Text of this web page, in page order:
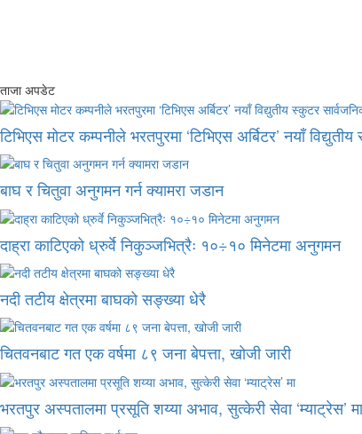
ताजा अपडेट
टिभिएस मोटर कम्पनीले भरतपुरमा ‘टिभिएस अर्बिटर’ नयाँ
बाघ र चितुवा अनुगमन गर्न क्यामरा जडान
दाह्रा काटिएको ध्रुर्वे निकुञ्जभित्रैः १०÷१० मिनेटमा अनुगमन
नदी तटीय क्षेत्रमा बाघको सङ्ख्या धेरै
चितवनबाट गत एक वर्षमा ८९ जना बेपत्ता, खोजी जारी
भरतपुर अस्पतालमा प्रसूति शय्या अभाव, सुत्केरी सेवा ‘म्याट्रेस’ मा